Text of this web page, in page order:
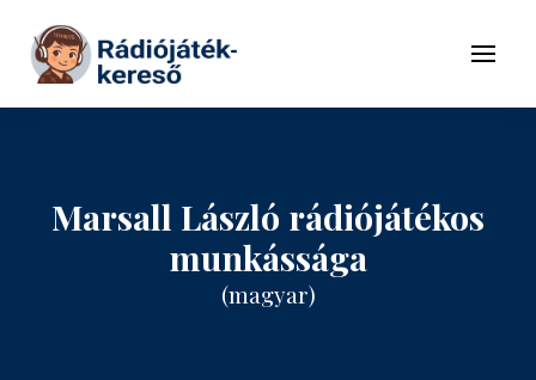
Tovább a tartalomhoz
Menü
Marsall László rádiójátékos
munkássága
(magyar)